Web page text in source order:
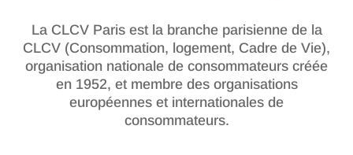
La CLCV Paris est la branche parisienne de la
CLCV (Consommation, logement, Cadre de Vie),
organisation nationale de consommateurs créée
en 1952, et membre des organisations
européennes et internationales de
consommateurs.